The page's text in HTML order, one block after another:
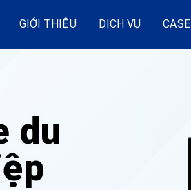
GIỚI THIỆU DỊCH VỤ
du